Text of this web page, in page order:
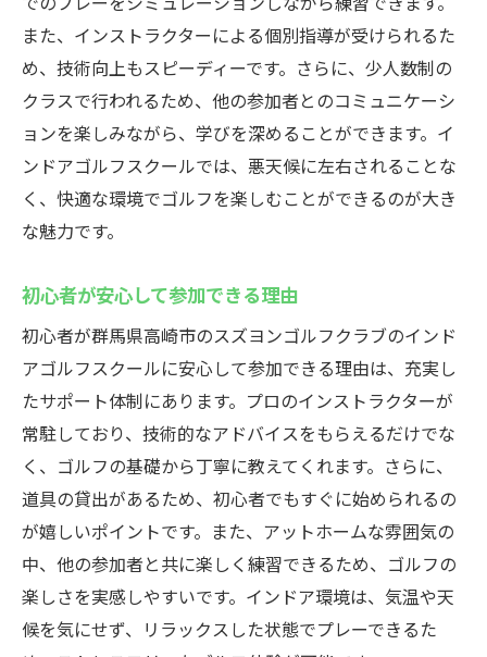
また、インストラクターによる個別指導が受けられるた
め、技術向上もスピーディーです。さらに、少人数制の
クラスで行われるため、他の参加者とのコミュニケーシ
ョンを楽しみながら、学びを深めることができます。イ
ンドアゴルフスクールでは、悪天候に左右されることな
く、快適な環境でゴルフを楽しむことができるのが大き
な魅力です。
初心者が安心して参加できる理由
初心者が群馬県高崎市のスズヨンゴルフクラブのインド
アゴルフスクールに安心して参加できる理由は、充実し
たサポート体制にあります。プロのインストラクターが
常駐しており、技術的なアドバイスをもらえるだけでな
く、ゴルフの基礎から丁寧に教えてくれます。さらに、
道具の貸出があるため、初心者でもすぐに始められるの
が嬉しいポイントです。また、アットホームな雰囲気の
中、他の参加者と共に楽しく練習できるため、ゴルフの
楽しさを実感しやすいです。インドア環境は、気温や天
候を気にせず、リラックスした状態でプレーできるた